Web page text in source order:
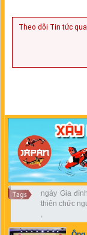
Theo dõi Tin tức qua
ngày Gia
thiên chức
,